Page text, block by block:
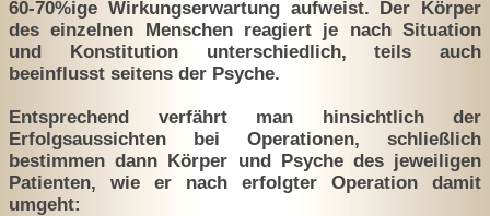
60-70%ige Wirkungserwartung aufweist. Der Körper
des einzelnen Menschen reagiert je nach Situation
und Konstitution unterschiedlich, teils auch
beeinflusst seitens der Psyche.
Entsprechend verfährt man hinsichtlich der
Erfolgsaussichten bei Operationen, schließlich
bestimmen dann Körper und Psyche des jeweiligen
Patienten, wie er nach erfolgter Operation damit
umgeht: